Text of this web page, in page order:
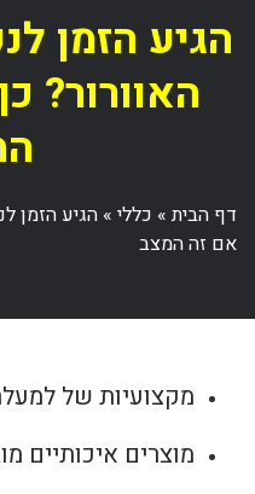
הגיע הזמן
האוורור?
דף הבית» כללי» הגיע הזמן
אם זה המצב
מקצועיות של למעלה מ-
מוצרים איכותיים